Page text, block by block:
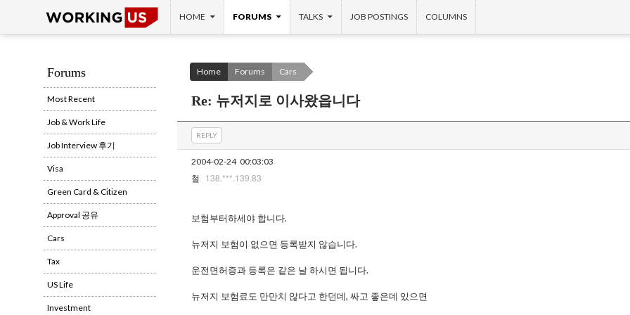
SKIP TO CONTENT
HOME FORUMS TALKS JOB POSTINGS COLUMNS
Home Forums Cars
Re: 뉴저지로 이사왔읍니다
REPLY
2004-02-24 00:03:03
철 138.***.139.83
보험부터하세야 합니다.
뉴저지 보험이 없으면 등록받지 않습니다.
운전면허증과 등록은 같은 날 하시면 됩니다.
뉴저지 보험료도 만만치 않다고 한던데, 싸고 좋은데 있으면
Forums
Most Recent
Job & Work Life
Job Interview 후기
Visa
Green Card & Citizen
Approval 공유
Cars
Tax
US Life
Investment